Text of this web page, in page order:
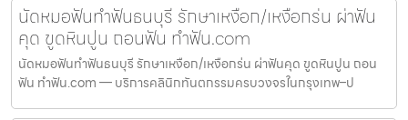
นัดหมอฟันทำฟันธนบุรี รักษาเหงือก/เหงือกร่น ผ่าฟัน
คุด ขูดหินปูน ถอนฟัน ทำฟัน.com
นัดหมอฟันทำฟันธนบุรี รักษาเหงือก/เหงือกร่น ผ่าฟันคุด ขูดหินปูน ถอน
ฟัน ทำฟัน.com — บริการคลินิกทันตกรรมครบวงจรในกรุงเทพ–ป